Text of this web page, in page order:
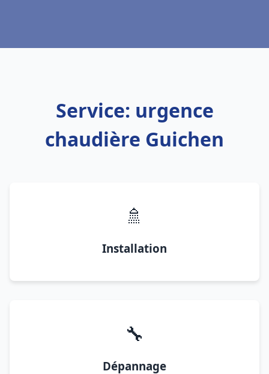
Service: urgence
chaudière Guichen
🚿
Installation
🔧
Dépannage